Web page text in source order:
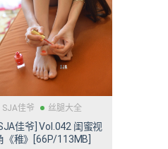
SJA佳爷 丝腿大全
佳爷] Vol.042 闺蜜视
《稚》[66P/113MB]